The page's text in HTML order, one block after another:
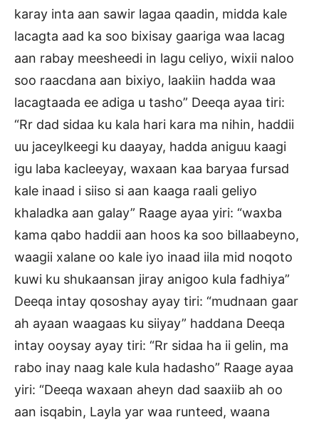
karay inta aan sawir lagaa qaadin, midda kale
lacagta aad ka soo bixisay gaariga waa lacag
aan rabay meesheedi in lagu celiyo, wixii naloo
soo raacdana aan bixiyo, laakiin hadda waa
lacagtaada ee adiga u tasho” Deeqa ayaa tiri:
“Rr dad sidaa ku kala hari kara ma nihin, haddii
uu jaceylkeegi ku daayay, hadda aniguu kaagi
igu laba kacleeyay, waxaan kaa baryaa fursad
kale inaad i siiso si aan kaaga raali geliyo
khaladka aan galay” Raage ayaa yiri: “waxba
kama qabo haddii aan hoos ka soo billaabeyno,
waagii xalane oo kale iyo inaad iila mid noqoto
kuwi ku shukaansan jiray anigoo kula fadhiya”
Deeqa intay qososhay ayay tiri: “mudnaan gaar
ah ayaan waagaas ku siiyay” haddana Deeqa
intay ooysay ayay tiri: “Rr sidaa ha ii gelin, ma
rabo inay naag kale kula hadasho” Raage ayaa
yiri: “Deeqa waxaan aheyn dad saaxiib ah oo
aan isqabin, Layla yar waa runteed, waana